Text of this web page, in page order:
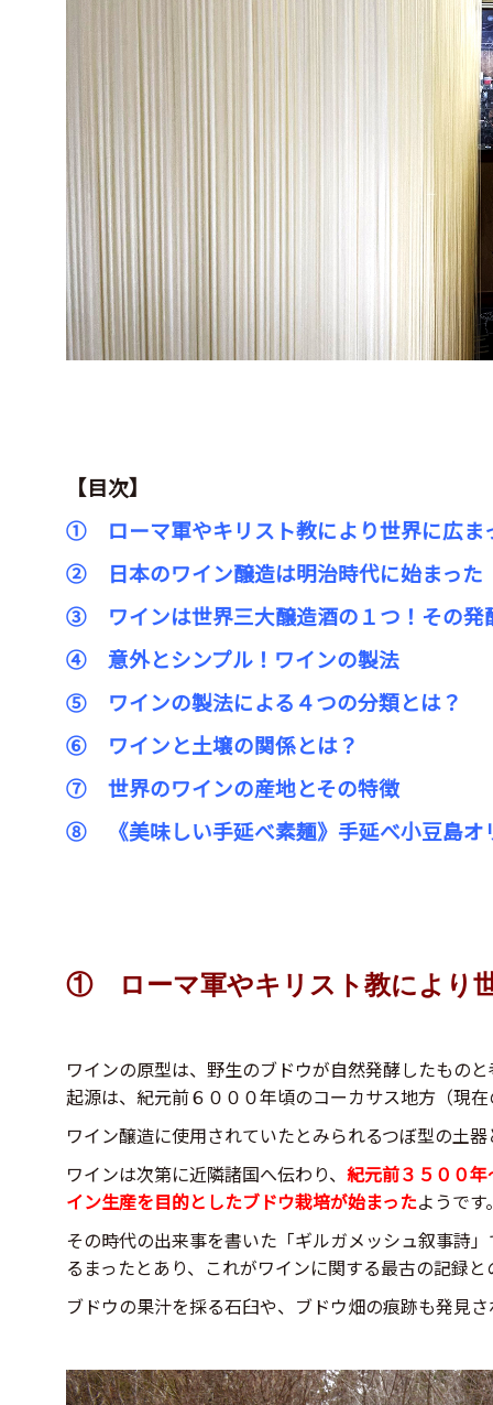
【目次】
① ローマ軍やキリスト教により世界に広ま
② 日本のワイン醸造は明治時代に始まった
③ ワインは世界三大醸造酒の１つ！その発
④ 意外とシンプル！ワインの製法
⑤ ワインの製法による４つの分類とは？
⑥ ワインと土壌の関係とは？
⑦ 世界のワインの産地とその特徴
⑧ 《美味しい手延べ素麺》手延べ小豆島オ
① ローマ軍やキリスト教により
ワインの原型は、野生のブドウが自然発酵したもの
起源は、紀元前６０００年頃のコーカサス地方（現
ワイン醸造に使用されていたとみられるつぼ型の土
ワインは次第に近隣諸国へ伝わり、 紀元前３５００
イン生産を目的としたブドウ栽培が始まったようです
その時代の出来事を書いた「ギルガメッシュ叙事詩
るまったとあり、これがワインに関する最古の記録と
ブドウの果汁を採る石臼や、ブドウ畑の痕跡も発見